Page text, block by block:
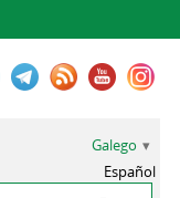
Galego
Español